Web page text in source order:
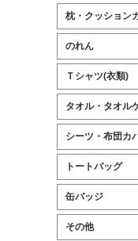
枕・クッション
のれん
Ｔシャツ(衣類)
タオル・タオル
シーツ・布団カ
トートバッグ
缶バッジ
その他